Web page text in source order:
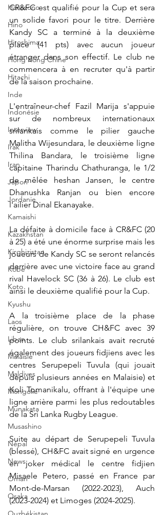
Hanazono
Hino
Hiroshima
Hong Kong Chine
Hitachi
Inde
Indonésie
Interview
Irak
Iran
Japon
Jordanie
Kamaishi
Kazakhstan
Kirghizistan
Kobe
Koto
Kyushu
Laos
Liban
Malaisie
Maldives
Mongolie
Munakata
Musashino
Népal
News
Oman
Osaka
CR&FC est qualifié pour la Cup et sera
un solide favori pour le titre. Derrière
Kandy SC a terminé à la deuxième
place (41 pts) avec aucun joueur
étranger dans son effectif. Le club ne
commencera à en recruter qu'à partir
de la saison prochaine.
L'entraîneur-chef Fazil Marija s'appuie
sur de nombreux internationaux
srilankais comme le pilier gauche
Malitha Wijesundara, le deuxième ligne
Thilina Bandara, le troisième ligne
capitaine Tharindu Chathuranga, le 1/2
de mêlée heshan Jansen, le centre
Dhanushka Ranjan ou bien encore
l'ailier Dinal Ekanayake.
La défaite à domicile face à CR&FC (20
à 25) a été une énorme surprise mais les
joueurs de Kandy SC se seront relancés
derrière avec une victoire face au grand
rival Havelock SC (36 à 26). Le club est
ainsi le deuxième qualifié pour la Cup.
A la troisième place de la phase
régulière, on trouve CH&FC avec 39
points. Le club srilankais avait recruté
également des joueurs fidjiens avec les
centres Serupepeli Tuvula (qui jouait
depuis plusieurs années en Malaisie) et
Koli Tomanikalu, offrant à l'équipe une
ligne arrière parmi les plus redoutables
de la Sri Lanka Rugby League.
Suite au départ de Serupepeli Tuvula
(blessé), CH&FC avait signé en urgence
en joker médical le centre fidjien
Misaele Petero, passé en France par
Mont-de-Marsan (2022-2023), Auch
(2023-2024) et Limoges (2024-2025).